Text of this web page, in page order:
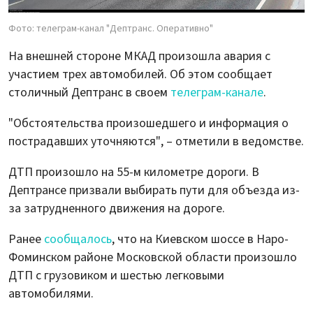
Фото: телеграм-канал "Дептранс. Оперативно"
На внешней стороне МКАД произошла авария с
участием трех автомобилей. Об этом сообщает
столичный Дептранс в своем телеграм-канале.
"Обстоятельства произошедшего и информация о
пострадавших уточняются", – отметили в ведомстве.
ДТП произошло на 55-м километре дороги. В
Дептрансе призвали выбирать пути для объезда из-
за затрудненного движения на дороге.
Ранее сообщалось, что на Киевском шоссе в Наро-
Фоминском районе Московской области произошло
ДТП с грузовиком и шестью легковыми
автомобилями.